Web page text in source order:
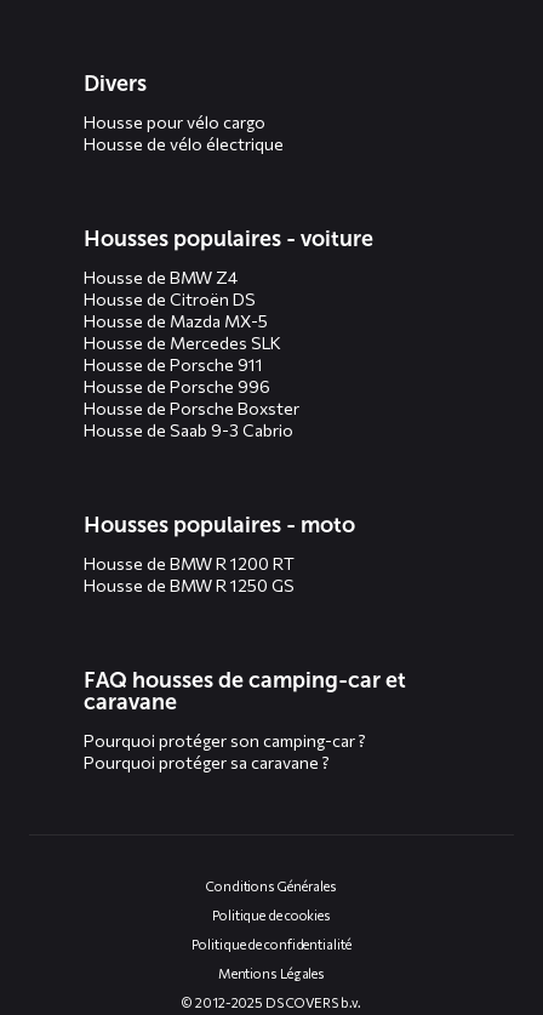
Divers
Housse pour vélo cargo
Housse de vélo électrique
Housses populaires - voiture
Housse de BMW Z4
Housse de Citroën DS
Housse de Mazda MX-5
Housse de Mercedes SLK
Housse de Porsche 911
Housse de Porsche 996
Housse de Porsche Boxster
Housse de Saab 9-3 Cabrio
Housses populaires - moto
Housse de BMW R 1200 RT
Housse de BMW R 1250 GS
FAQ housses de camping-car et
caravane
Pourquoi protéger son camping-car ?
Pourquoi protéger sa caravane ?
Conditions Générales
Politique de cookies
Politique de confidentialité
Mentions Légales
© 2012-2025 DS COVERS b.v.